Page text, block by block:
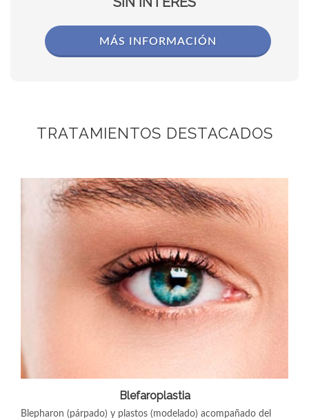
MÁS INFORMACIÓN
TRATAMIENTOS DESTACADOS
Blefaroplastia
Blepharon (párpado) y plastos (modelado) acompañado del